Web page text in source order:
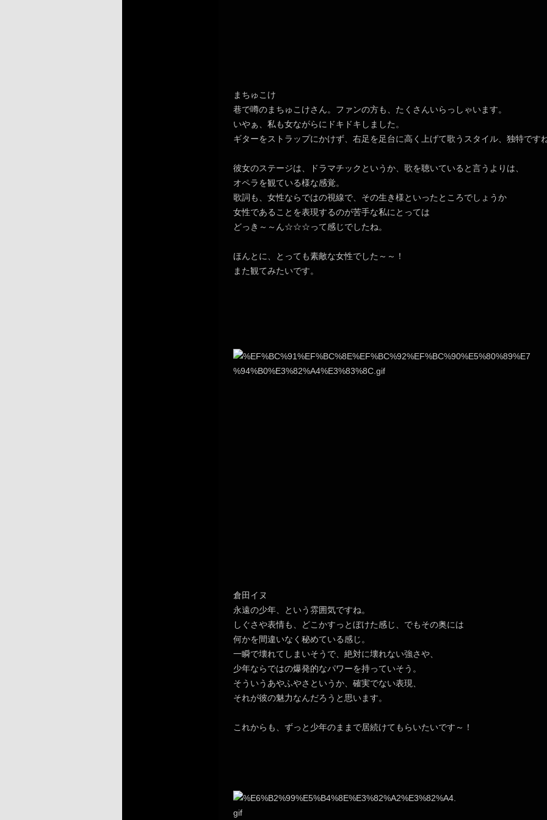
まちゅこけ
巷で噂のまちゅこけさん。ファンの方も、たくさんいらっしゃいます。
いやぁ、私も女ながらにドキドキしました。
ギターをストラップにかけず、右足を足台に高く上げて歌うスタイル、独特です
彼女のステージは、ドラマチックというか、歌を聴いていると言うよりは、
オペラを観ている様な感覚。
歌詞も、女性ならではの視線で、その生き様といったところでしょうか
女性であることを表現するのが苦手な私にとっては
どっき～～ん☆☆☆って感じでしたね。
ほんとに、とっても素敵な女性でした～～！
また観てみたいです。
倉田イヌ
永遠の少年、という雰囲気ですね。
しぐさや表情も、どこかすっとぼけた感じ、でもその奥には
何かを間違いなく秘めている感じ。
一瞬で壊れてしまいそうで、絶対に壊れない強さや、
少年ならではの爆発的なパワーを持っていそう。
そういうあやふやさというか、確実でない表現、
それが彼の魅力なんだろうと思います。
これからも、ずっと少年のままで居続けてもらいたいです～！